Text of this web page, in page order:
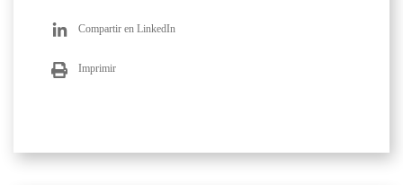
Compartir en LinkedIn
Imprimir